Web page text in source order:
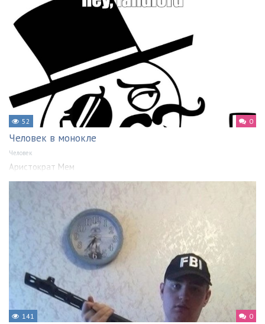
52 0
Человек в монокле
Человек
Аристократ Мем
141 0